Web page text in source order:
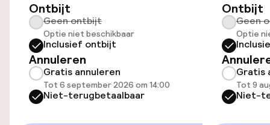
Openbaar parkeren
Fietsverhuur
Toegankelijkheid
Ontbijt
Geen ontbijt
Optie niet beschikbaar
Inclusief ontbijt
Annuleren
Gratis annuleren
Tot 6 september 2026 om 14:00
Niet-terugbetaalbaar
Ontbijt
Geen
Optie
Gratis
Tot 9
Niet-